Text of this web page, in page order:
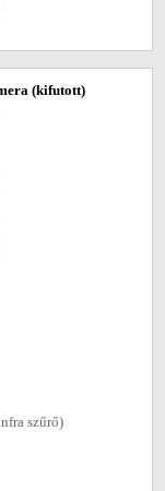
(kifutott)
szűrő)